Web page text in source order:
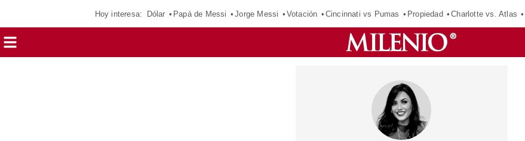
Hoy interesa: Dólar Papá de Messi Jorge Messi Votación Cincinnati vs Pumas Propiedad Charlotte vs. Atlas